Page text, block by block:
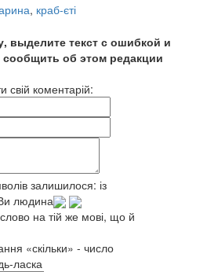
, краб-єті
выделите текст с ошибкой и
об этом редакции
свій коментарій:
залишилося: із
людина
на тій же мові, що й
«скільки» - число
ласка